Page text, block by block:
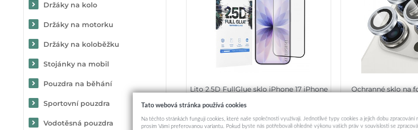
Držáky na kolo
Držáky na motorku
Držáky na koloběžku
Stojánky na mobil
Pouzdra na běhání
Sportovní pouzdra
Vodotěsná pouzdra
Lito 2.5D FullGlue sklo iPhone 17 iPhone
199,-
Ochranné sklo na
Tato webová stránka používá cookies
Na těchto stránkách fungují cookies, které naše společnosti využívají. Jednotlivé typy cookies a jejich dobu
prosím Vámi preferovanou variantu. Pokud byste nás potřebovali ohledně výkonu vašich práv v souvislosti se